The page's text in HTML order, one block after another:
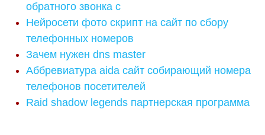
обратного звонка с
Нейросети фото скрипт на сайт по сбору
телефонных номеров
Зачем нужен dns master
Аббревиатура aida сайт собирающий номера
телефонов посетителей
Raid shadow legends партнерская программа